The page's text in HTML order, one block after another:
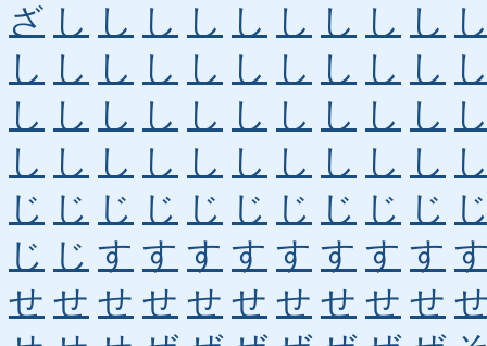
ざ し し し し し し し し し
し し し し し し し し し し
し し し し し し し し し し
し し し し し し し し し し
じ じ じ じ じ じ じ じ じ じ
じ じ す す す す す す す す
せ せ せ せ せ せ せ せ せ せ